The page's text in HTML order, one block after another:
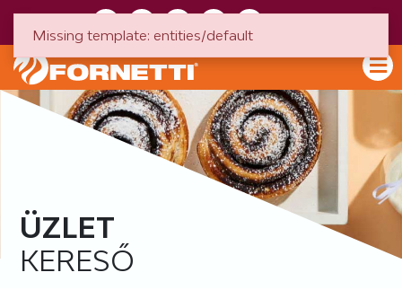
ÜZLET
KERESŐ
Missing template: entities/default